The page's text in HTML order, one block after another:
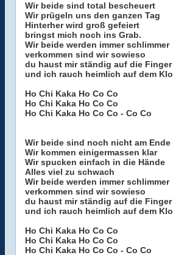
Wir beide sind total bescheuert
Wir prügeln uns den ganzen Tag
Hinterher wird groß gefeiert
bringst mich noch ins Grab.
Wir beide werden immer schlimmer
verkommen sind wir sowieso
du haust mir ständig auf die Finger
und ich rauch heimlich auf dem Klo
Ho Chi Kaka Ho Co Co
Ho Chi Kaka Ho Co Co
Ho Chi Kaka Ho Co Co - Co Co
Wir beide sind noch nicht am Ende
Wir kommen einigermassen klar
Wir spucken einfach in die Hände
Alles viel zu schwach
Wir beide werden immer schlimmer
verkommen sind wir sowieso
du haust mir ständig auf die Finger
und ich rauch heimlich auf dem Klo
Ho Chi Kaka Ho Co Co
Ho Chi Kaka Ho Co Co
Ho Chi Kaka Ho Co Co - Co Co